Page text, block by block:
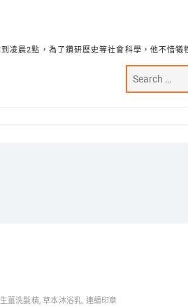
凌晨2點，為了鑽研歷史等社會科學，他不惜犧
生薑洗髮精,草本沐浴乳, 連續印章